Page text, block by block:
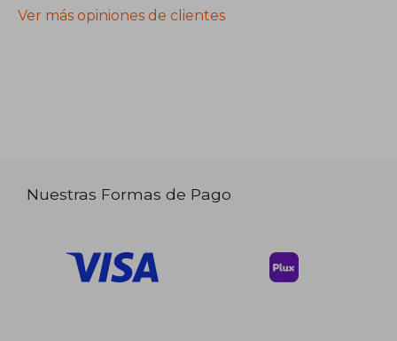
Ver más opiniones de clientes
Nuestras Formas de Pago